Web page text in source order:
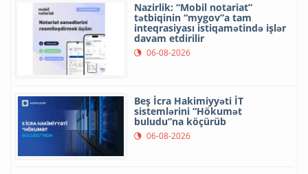
Nazirlik: “Mobil notariat”
tətbiqinin “mygov”a tam
inteqrasiyası istiqamətində işlər
davam etdirilir
06-08-2026
Beş İcra Hakimiyyəti İT
sistemlərini “Hökumət
buludu”na köçürüb
06-08-2026